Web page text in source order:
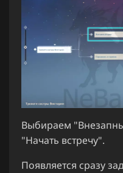
Выбираем
"Начать встречу".
Появляется сразу